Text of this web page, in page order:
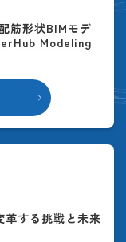
筋形状BIMモデ
Modeling
革する挑戦と未来